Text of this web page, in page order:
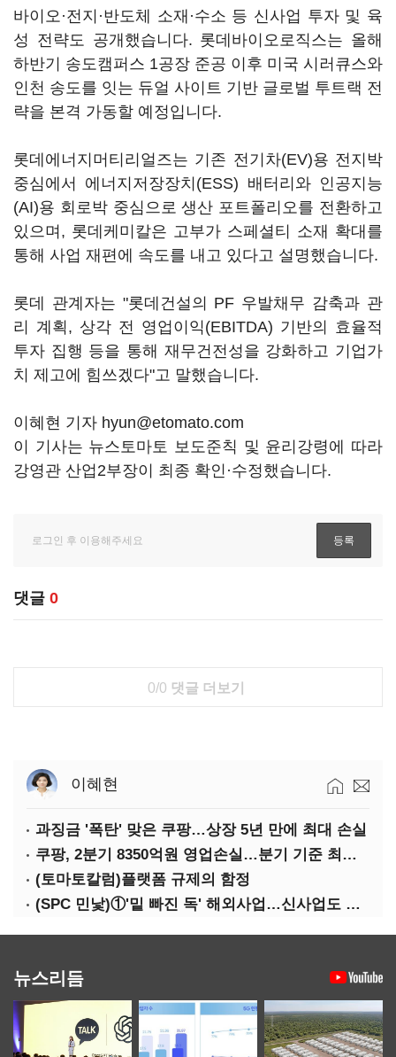
바이오·전지·반도체 소재·수소 등 신사업 투자 및 육
성 전략도 공개했습니다. 롯데바이오로직스는 올해
하반기 송도캠퍼스 1공장 준공 이후 미국 시러큐스와
인천 송도를 잇는 듀얼 사이트 기반 글로벌 투트랙 전
략을 본격 가동할 예정입니다.
롯데에너지머티리얼즈는 기존 전기차(EV)용 전지박
중심에서 에너지저장장치(ESS) 배터리와 인공지능
(AI)용 회로박 중심으로 생산 포트폴리오를 전환하고
있으며, 롯데케미칼은 고부가 스페셜티 소재 확대를
통해 사업 재편에 속도를 내고 있다고 설명했습니다.
롯데 관계자는 "롯데건설의 PF 우발채무 감축과 관
리 계획, 상각 전 영업이익(EBITDA) 기반의 효율적
투자 집행 등을 통해 재무건전성을 강화하고 기업가
치 제고에 힘쓰겠다"고 말했습니다.
이혜현 기자 hyun@etomato.com
이 기사는 뉴스토마토 보도준칙 및 윤리강령에 따라
강영관 산업2부장이 최종 확인·수정했습니다.
댓글 0
0/0 댓글 더보기
이혜현
과징금 '폭탄' 맞은 쿠팡…상장 5년 만에 최대 손실
쿠팡, 2분기 8350억원 영업손실…분기 기준 최대 적자
(토마토칼럼)플랫폼 규제의 함정
(SPC 민낯)①'밑 빠진 독' 해외사업…신사업도 경고등
뉴스리듬